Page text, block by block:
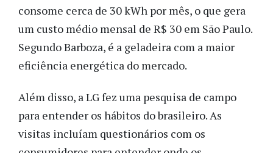
consome cerca de 30 kWh por mês, o que gera
um custo médio mensal de R$ 30 em São Paulo.
Segundo Barboza, é a geladeira com a maior
eficiência energética do mercado.
Além disso, a LG fez uma pesquisa de campo
para entender os hábitos do brasileiro. As
visitas incluíam questionários com os